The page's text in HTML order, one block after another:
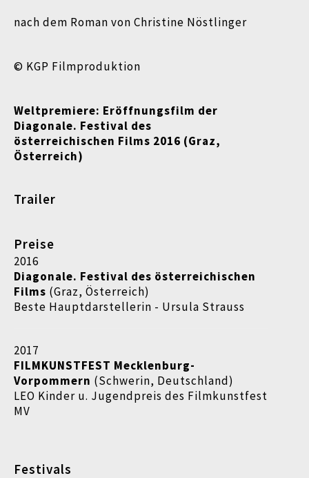
nach dem Roman von Christine Nöstlinger
© KGP Filmproduktion
Weltpremiere: Eröffnungsfilm der
Diagonale. Festival des
österreichischen Films 2016 (Graz,
Österreich)
Trailer
Preise
2016
Diagonale. Festival des österreichischen
Films (Graz, Österreich)
Beste Hauptdarstellerin - Ursula Strauss
2017
FILMKUNSTFEST Mecklenburg-
Vorpommern (Schwerin, Deutschland)
LEO Kinder u. Jugendpreis des Filmkunstfest
MV
Festivals